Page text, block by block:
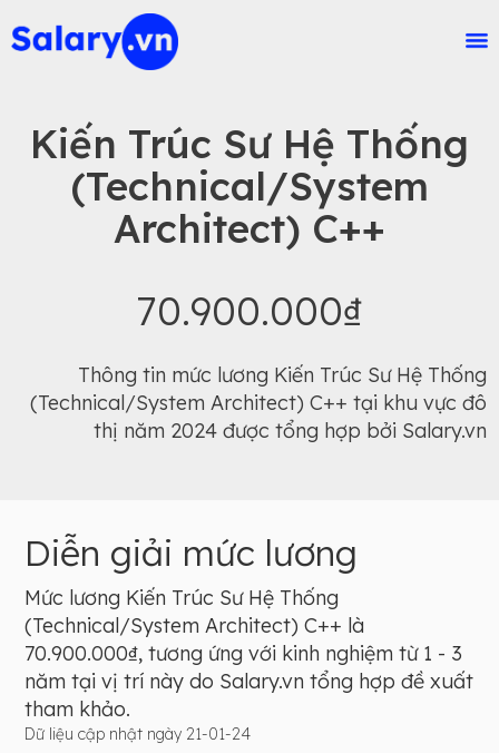
Kiến Trúc Sư Hệ Thống
(Technical/System
Architect) C++
70.900.000₫
Thông tin mức lương Kiến Trúc Sư Hệ Thống
(Technical/System Architect) C++ tại khu vực đô
thị năm 2024 được tổng hợp bởi Salary.vn
Diễn giải mức lương
Mức lương Kiến Trúc Sư Hệ Thống
(Technical/System Architect) C++ là
70.900.000₫, tương ứng với kinh nghiệm từ 1 - 3
năm tại vị trí này do Salary.vn tổng hợp đề xuất
tham khảo.
Dữ liệu cập nhật ngày 21-01-24